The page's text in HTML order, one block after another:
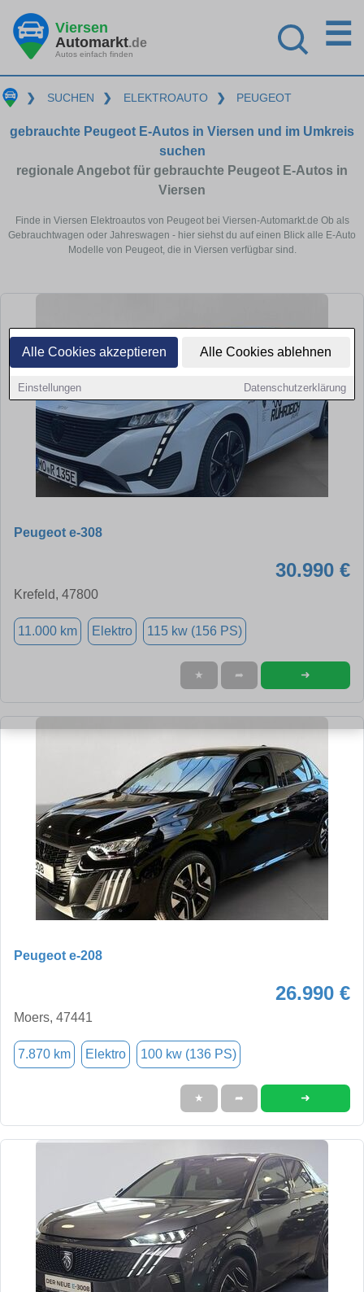
Alle Cookies akzeptieren Alle Cookies ablehnen
Einstellungen Datenschutzerklärung
Viersen
Automarkt.de
Autos einfach finden
☰
❯ SUCHEN ❯ ELEKTROAUTO ❯ PEUGEOT
gebrauchte Peugeot E-Autos in Viersen und im Umkreis
suchen
regionale Angebot für gebrauchte Peugeot E-Autos in
Viersen
Finde in Viersen Elektroautos von Peugeot bei Viersen-Automarkt.de Ob als
Gebrauchtwagen oder Jahreswagen - hier siehst du auf einen Blick alle E-Auto
Modelle von Peugeot, die in Viersen verfügbar sind.
Peugeot e-308
30.990 €
Krefeld, 47800
11.000 km Elektro 115 kw (156 PS)
★ ➦ ➜
Peugeot e-208
26.990 €
Moers, 47441
7.870 km Elektro 100 kw (136 PS)
★ ➦ ➜